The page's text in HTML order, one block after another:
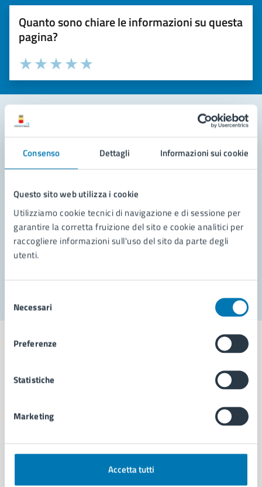
Consenso Dettagli Informazioni sui cookie
Questo sito web utilizza i cookie
Utilizziamo cookie tecnici di navigazione e di sessione per
garantire la corretta fruizione del sito e cookie analitici per
raccogliere informazioni sull'uso del sito da parte degli
utenti.
delNecessari
Preferenze
Statistiche
Marketing
Accetta tutti
Quanto sono chiare le informazioni su questa
pagina?
Valuta la chiarezza delle informazioni (da 1 a 5 stelle)
Seleziona il numero di stelle per valutare la chiarezza delle
Valuta 5 stelle su 5
Valuta 4 stelle su 5
Valuta 3 stelle su 5
Valuta 2 stelle su 5
Valuta 1 stelle su 5
Leggi le domande frequenti
Richiedi assistenza
Prenota appuntamento
Problemi in città
Comune di Napoli
AMMINISTRAZIONE
Organi di governo